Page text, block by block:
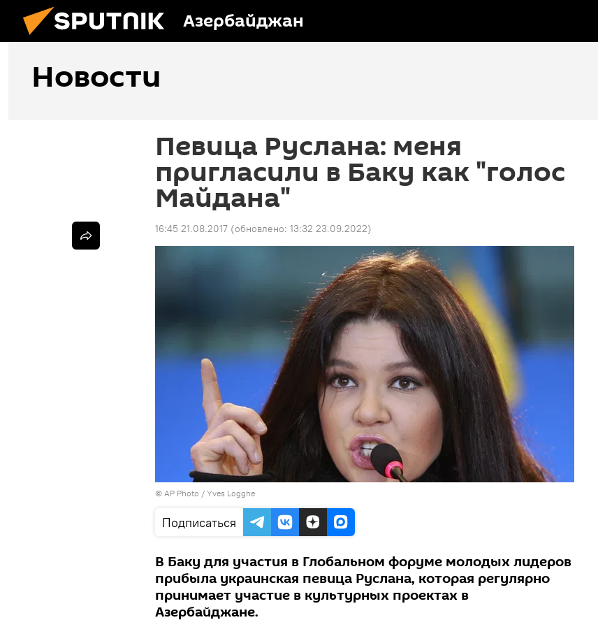
Азербайджан
Новости
Певица Руслана: меня
пригласили в Баку как "голос
Майдана"
16:45 21.08.2017 (обновлено: 13:32 23.09.2022)
© AP Photo / Yves Logghe
Подписаться
В Баку для участия в Глобальном форуме молодых лидеров
прибыла украинская певица Руслана, которая регулярно
принимает участие в культурных проектах в
Азербайджане.